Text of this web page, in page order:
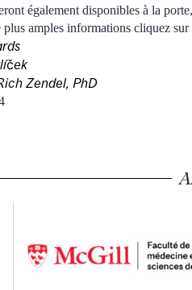
également disponibles à la
plus amples informations cliquez sur
Zendel, PhD